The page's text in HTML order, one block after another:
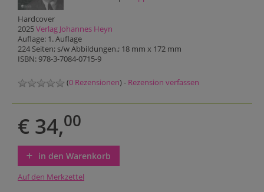
Hardcover
2025Verlag Johannes Heyn
Auflage: 1. Auflage
224 Seiten; s/w Abbildungen.; 18 mm x 172 mm
ISBN: 978-3-7084-0715-9
(0 Rezensionen) - Rezension verfassen
€ 34,00
in den Warenkorb
Auf den Merkzettel